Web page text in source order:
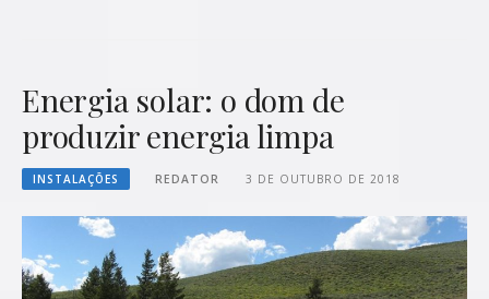
Energia solar: o dom de
produzir energia limpa
INSTALAÇÕES REDATOR 3 DE OUTUBRO DE 2018